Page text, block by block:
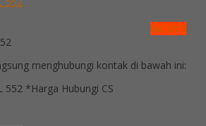
via SMS
menghubungi kontak di bawah ini:
*Harga Hubungi CS